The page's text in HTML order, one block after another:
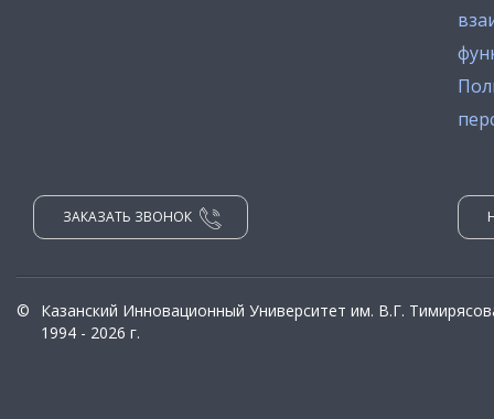
ЗАКАЗАТЬ ЗВОНОК
©
Казанский Инновационный Университет им. В.Г.
1994 - 2026 г.